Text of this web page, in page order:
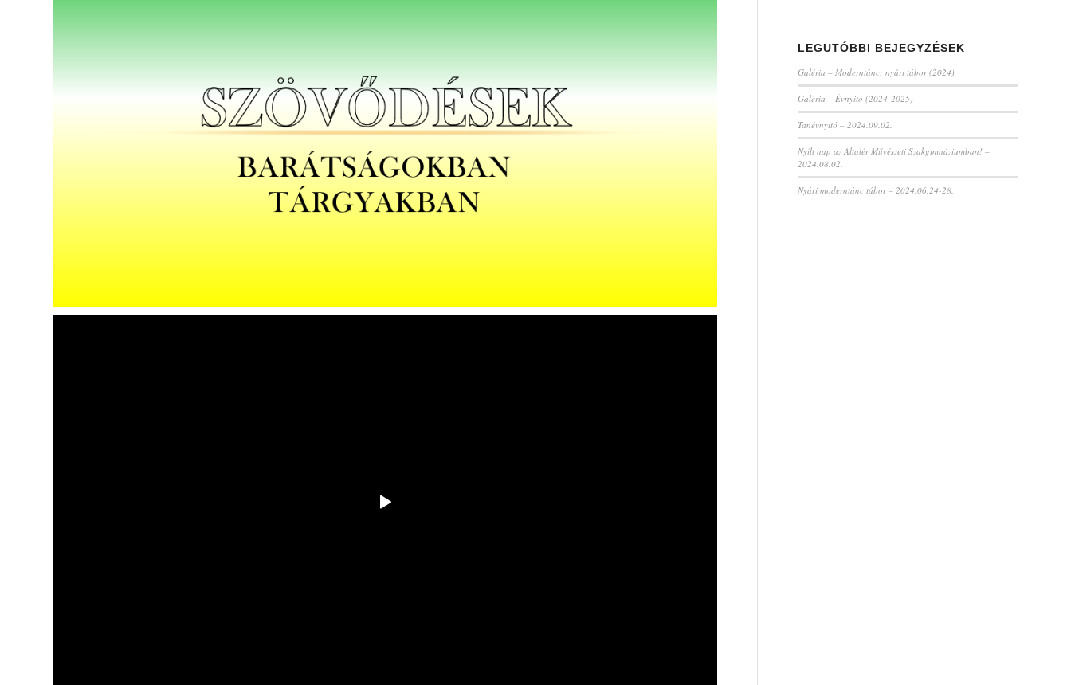
LEGUTÓBBI BEJEGYZÉSEK
Galéria – Moderntánc: nyári tábor (2024)
Galéria – Évnyitó (2024-2025)
Tanévnyitó – 2024.09.02.
Nyílt nap az Általér Művészeti Szakgimnáziumban! –
2024.08.02.
Nyári moderntánc tábor – 2024.06.24-28.